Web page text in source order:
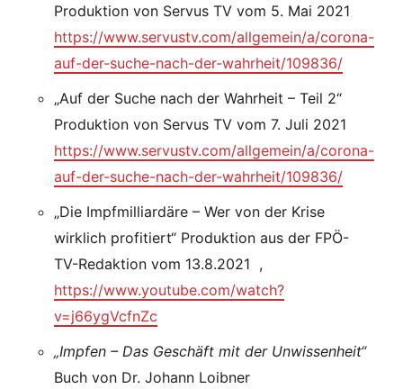
Produktion von Servus TV vom 5. Mai 2021
https://www.servustv.com/allgemein/a/corona-
auf-der-suche-nach-der-wahrheit/109836/
„Auf der Suche nach der Wahrheit – Teil 2“
Produktion von Servus TV vom 7. Juli 2021
https://www.servustv.com/allgemein/a/corona-
auf-der-suche-nach-der-wahrheit/109836/
„Die Impfmilliardäre – Wer von der Krise
wirklich profitiert“ Produktion aus der FPÖ-
TV-Redaktion vom 13.8.2021 ,
https://www.youtube.com/watch?
v=j66ygVcfnZc
„Impfen – Das Geschäft mit der Unwissenheit“
Buch von Dr. Johann Loibner